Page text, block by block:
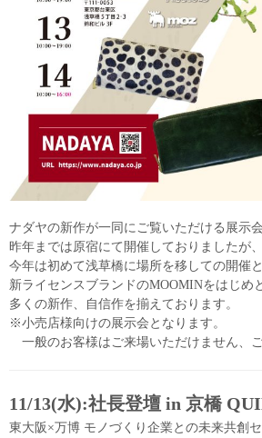
ナダヤの新作が一同にご覧いただける展示会
昨年までは原宿にて開催しておりましたが、
今年は初めて浅草橋に場所を移しての開催と
新ライセンスブランドのMOOMINをはじめ
多くの新作、自信作を揃えております。
※小売店様向けの展示会となります。
一般のお客様はご来場いただけません、ご
11/13(水):社長登壇 in 京橋
東大阪×万博 モノづくり企業との未来共創